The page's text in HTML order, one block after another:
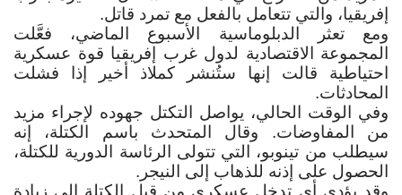
إفريقيا، والتي تتعامل بالفعل مع تمرد قاتل.
ومع تعثر الدبلوماسية الأسبوع الماضي، فعَّلت
المجموعة الاقتصادية لدول غرب إفريقيا قوة عسكرية
احتياطية قالت إنها ستُنشر كملاذ أخير إذا فشلت
المحادثات.
وفي الوقت الحالي، يواصل التكتل جهوده لإجراء مزيد
من المفاوضات. وقال المتحدث باسم الكتلة، إنه
سيطلب من تينوبو، التي تتولى الرئاسة الدورية للكتلة،
الحصول على إذنه للذهاب إلى النيجر .
وقد يؤدي أي تدخل عسكري من قبل الكتلة إلى زيادة